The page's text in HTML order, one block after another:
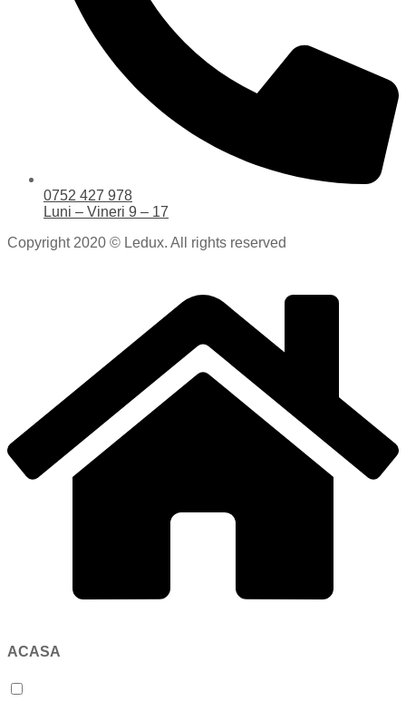
0752 427 978
Luni – Vineri 9 – 17
Copyright 2020 © Ledux. All rights reserved
ACASA